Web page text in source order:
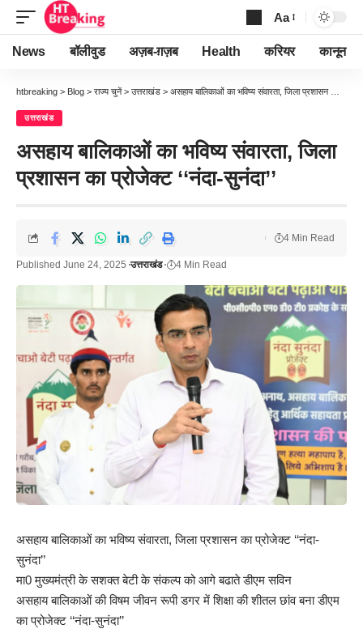
Font
Resizer
Aa
News बॉलीवुड अज़ब-ग़ज़ब Health करियर कानून
htbreaking > Blog > राज्य चुनें > उत्तराखंड > असहाय बालिकाओं का भविष्य संवारता, जिला प्रशासन का प्रोजेक्ट ‘‘नंदा-सुनंदा’’
उत्तराखंड
असहाय बालिकाओं का भविष्य संवारता, जिला
प्रशासन का प्रोजेक्ट ‘‘नंदा-सुनंदा’’
Published June 24, 2025 उत्तराखंड 4 Min Read
4 Min Read
असहाय बालिकाओं का भविष्य संवारता, जिला प्रशासन का प्रोजेक्ट ‘‘नंदा-
सुनंदा’’
मा0 मुख्यमंत्री के सशक्त बेटी के संकल्प को आगे बढाते डीएम सविन
असहाय बालिकाओं की विषम जीवन रूपी डगर में शिक्षा की शीतल छांव बना डीएम
का प्रोजेक्ट ‘‘नंदा-सुनंदा’’